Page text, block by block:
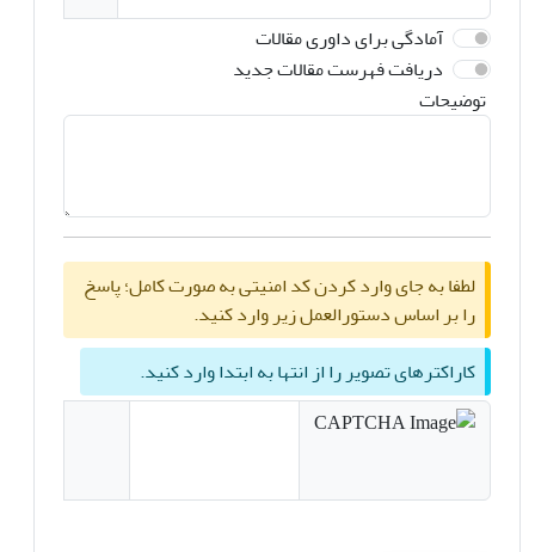
آمادگی برای داوری مقالات
دریافت فهرست مقالات جدید
توضیحات
لطفا به جای وارد کردن کد امنیتی به صورت کامل؛ پاسخ
را بر اساس دستورالعمل زیر وارد کنید.
کاراکترهای تصویر را از انتها به ابتدا وارد کنید.